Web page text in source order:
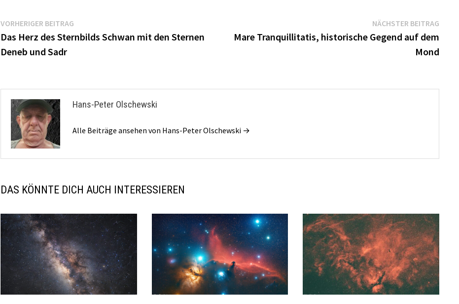
Beitragsnavigation
VORHERIGER BEITRAG
Beitrag:
Das Herz des Sternbilds Schwan mit den Sternen
Deneb und Sadr
NÄCHSTER BEITRAG
Mare Tranquillitatis, historische Gegend auf dem
Mond
Hans-Peter Olschewski
Alle Beiträge ansehen von Hans-Peter Olschewski →
DAS KÖNNTE DICH AUCH INTERESSIEREN